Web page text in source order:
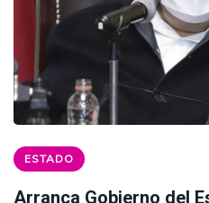
ESTADO
Arranca Gobierno del